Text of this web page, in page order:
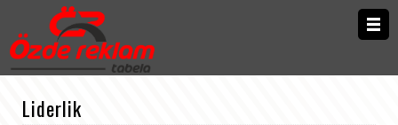
Anasayfa
Hakkımızda
Liderlik